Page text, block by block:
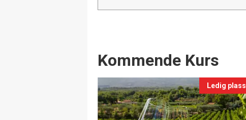
Events
Kommende Kurs
Ledig plass